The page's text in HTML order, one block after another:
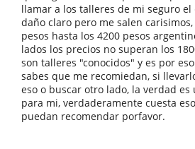
llamar a los talleres de mi seguro
daño claro pero me salen
pesos hasta los 4200 pesos
lados los precios no superan los
son talleres "conocidos" y es por
sabes que me recomiedan, si
eso o buscar otro lado, la verdad
para mi, verdaderamente cuesta
puedan recomendar porfavor.